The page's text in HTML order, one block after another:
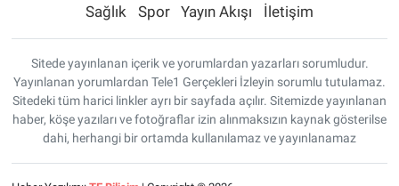
Sağlık
Spor Yayın Akışı İletişim
Sitede yayınlanan içerik ve yorumlardan yazarları sorumludur.
Yayınlanan yorumlardan Tele1 Gerçekleri İzleyin sorumlu tutulamaz.
Sitedeki tüm harici linkler ayrı bir sayfada açılır. Sitemizde yayınlanan
haber, köşe yazıları ve fotoğraflar izin alınmaksızın kaynak gösterilse
dahi, herhangi bir ortamda kullanılamaz ve yayınlanamaz